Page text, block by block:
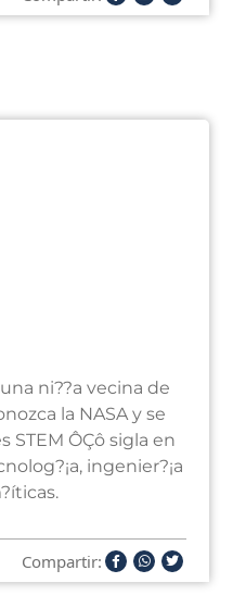
ni??a vecina de
la NASA y se
STEM ÔÇô sigla en
ingenier?¡a
Compartir: